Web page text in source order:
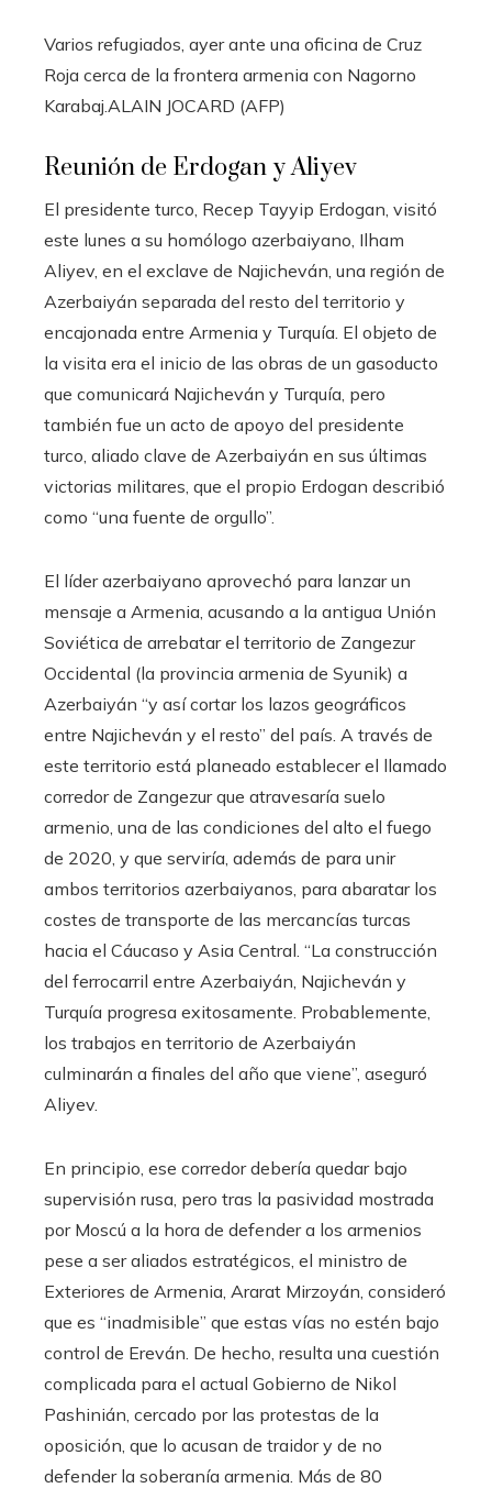
Varios refugiados, ayer ante una oficina de Cruz
Roja cerca de la frontera armenia con Nagorno
Karabaj.ALAIN JOCARD (AFP)
Reunión de Erdogan y Aliyev
El presidente turco, Recep Tayyip Erdogan, visitó
este lunes a su homólogo azerbaiyano, Ilham
Aliyev, en el exclave de Najicheván, una región de
Azerbaiyán separada del resto del territorio y
encajonada entre Armenia y Turquía. El objeto de
la visita era el inicio de las obras de un gasoducto
que comunicará Najicheván y Turquía, pero
también fue un acto de apoyo del presidente
turco, aliado clave de Azerbaiyán en sus últimas
victorias militares, que el propio Erdogan describió
como “una fuente de orgullo”.
El líder azerbaiyano aprovechó para lanzar un
mensaje a Armenia, acusando a la antigua Unión
Soviética de arrebatar el territorio de Zangezur
Occidental (la provincia armenia de Syunik) a
Azerbaiyán “y así cortar los lazos geográficos
entre Najicheván y el resto” del país. A través de
este territorio está planeado establecer el llamado
corredor de Zangezur que atravesaría suelo
armenio, una de las condiciones del alto el fuego
de 2020, y que serviría, además de para unir
ambos territorios azerbaiyanos, para abaratar los
costes de transporte de las mercancías turcas
hacia el Cáucaso y Asia Central. “La construcción
del ferrocarril entre Azerbaiyán, Najicheván y
Turquía progresa exitosamente. Probablemente,
los trabajos en territorio de Azerbaiyán
culminarán a finales del año que viene”, aseguró
Aliyev.
En principio, ese corredor debería quedar bajo
supervisión rusa, pero tras la pasividad mostrada
por Moscú a la hora de defender a los armenios
pese a ser aliados estratégicos, el ministro de
Exteriores de Armenia, Ararat Mirzoyán, consideró
que es “inadmisible” que estas vías no estén bajo
control de Ereván. De hecho, resulta una cuestión
complicada para el actual Gobierno de Nikol
Pashinián, cercado por las protestas de la
oposición, que lo acusan de traidor y de no
defender la soberanía armenia. Más de 80